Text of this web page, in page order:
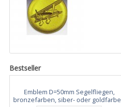
Bestseller
Emblem D=50mm Segelfliegen,
bronzefarben, siber- oder